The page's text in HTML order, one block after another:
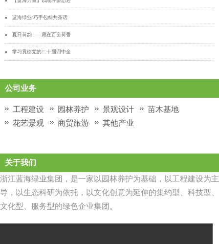
蓝海绿业“巧手包粽共茶话
夏日荷韵——藏在百亩荷香
学习贯彻党的二十届四中全
公司业务
工程建设 园林养护 景观设计
苗木基地
花艺景观
商贸旅游 其他产业
关于我们
浙江蓝海绿业集团，是一家以园林养护为基础，以工程建设为主
导，以生态科研为依托，以文化创意为延伸的集约型、科技型、
文化型、服务型的绿色企业集团。